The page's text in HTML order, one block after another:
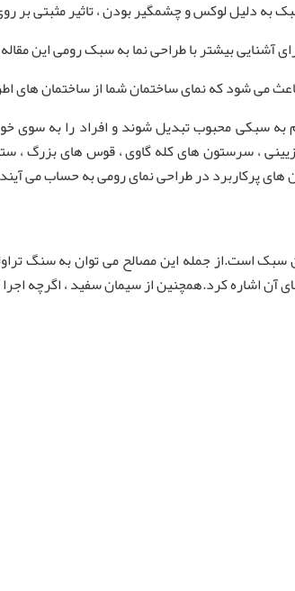
به دلیل لوکس و چشمگیر بودن ، تاثیر مثبتی بر
آشنایی بیشتر با طراحی نما به سبک رومی این
می شود که نمای ساختمان شما از ساختمان های
سبکی محبوب تبدیل شوند و افراد را به سوی
، سرستون های کله گاوی ، قوس های بزرگ ،
های پرکاربرد در طراحی نمای رومی به حساب می
است.از جمله این مصالح می توان به سنگ
کرد.همچنین از سیمان سفید ، اگرچه اجرا